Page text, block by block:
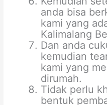
anda bisa
kami yang
Kalimalang
Dan anda
kemudian
kami yang
dirumah.
Tidak perlu
bentuk